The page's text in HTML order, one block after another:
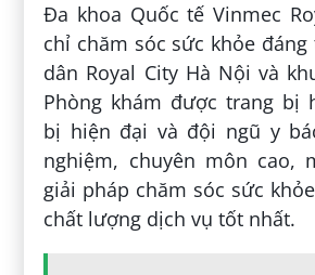
Đa khoa Quốc tế Vinmec
chỉ chăm sóc sức khỏe
dân Royal City Hà Nội và
Phòng khám được trang bị
bị hiện đại và đội ngũ y
nghiệm, chuyên môn cao,
giải pháp chăm sóc sức
chất lượng dịch vụ tốt nhất.